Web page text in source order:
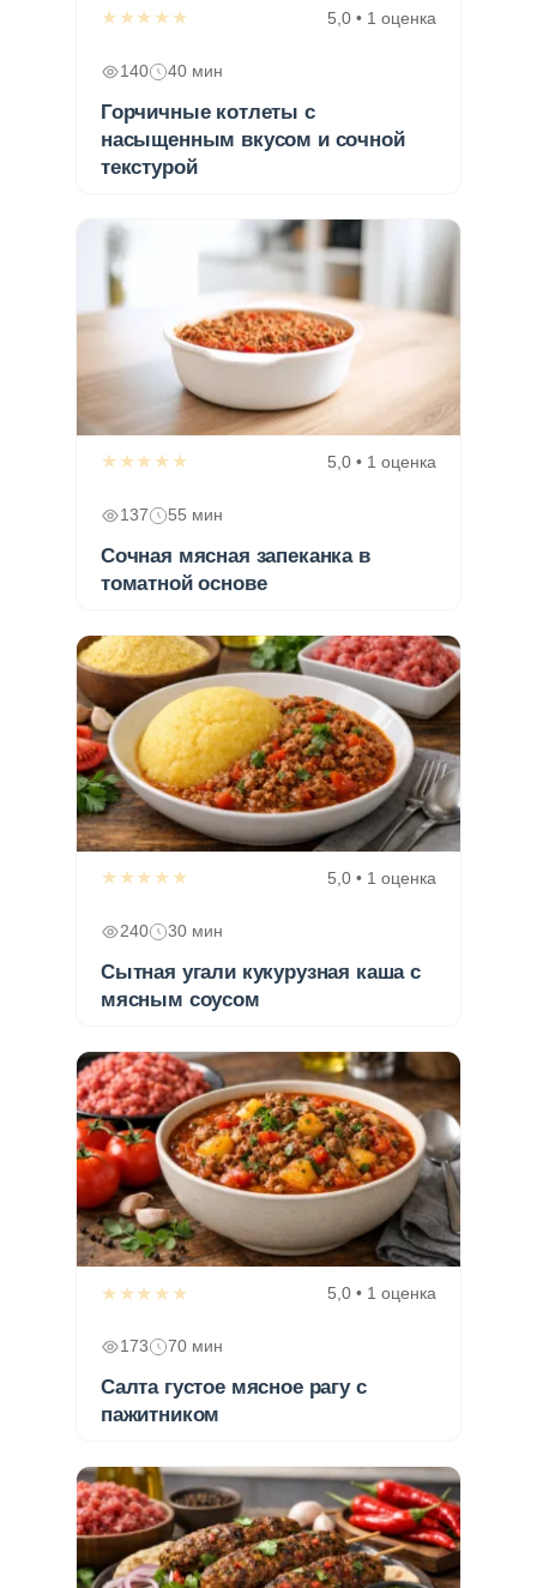
★★★★★ 5,0 • 1 оценка
140 40 мин
Горчичные котлеты с
насыщенным вкусом и сочной
текстурой
★★★★★ 5,0 • 1 оценка
137 55 мин
Сочная мясная запеканка в
томатной основе
★★★★★ 5,0 • 1 оценка
240 30 мин
Сытная угали кукурузная каша с
мясным соусом
★★★★★ 5,0 • 1 оценка
173 70 мин
Салта густое мясное рагу с
пажитником